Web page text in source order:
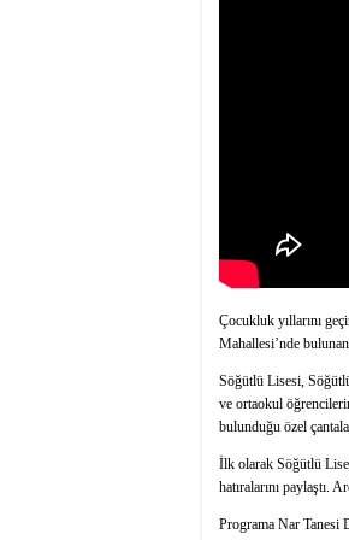
Çocukluk yıllarını
Mahallesi’nde
Söğütlü Lisesi,
ve ortaokul
bulunduğu özel
İlk olarak Söğütlü
hatıralarını paylaştı.
Programa Nar Tanesi